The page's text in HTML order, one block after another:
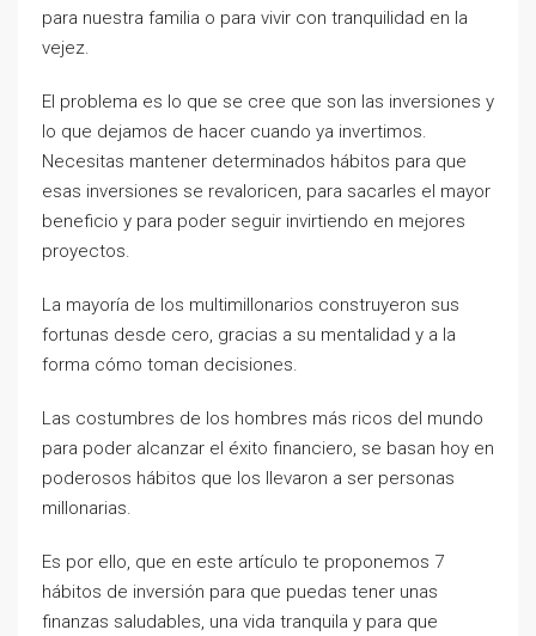
para nuestra familia o para vivir con tranquilidad en la
vejez.
El problema es lo que se cree que son las inversiones y
lo que dejamos de hacer cuando ya invertimos.
Necesitas mantener determinados hábitos para que
esas inversiones se revaloricen, para sacarles el mayor
beneficio y para poder seguir invirtiendo en mejores
proyectos.
La mayoría de los multimillonarios construyeron sus
fortunas desde cero, gracias a su mentalidad y a la
forma cómo toman decisiones.
Las costumbres de los hombres más ricos del mundo
para poder alcanzar el éxito financiero, se basan hoy en
poderosos hábitos que los llevaron a ser personas
millonarias.
Es por ello, que en este artículo te proponemos 7
hábitos de inversión para que puedas tener unas
finanzas saludables, una vida tranquila y para que